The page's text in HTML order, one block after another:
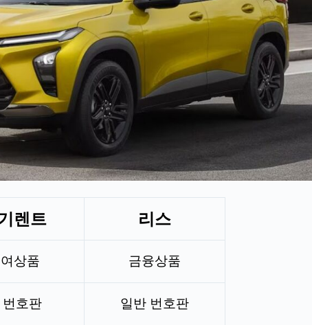
렌트 리스
상품 금융상품
번호판 일반 번호판